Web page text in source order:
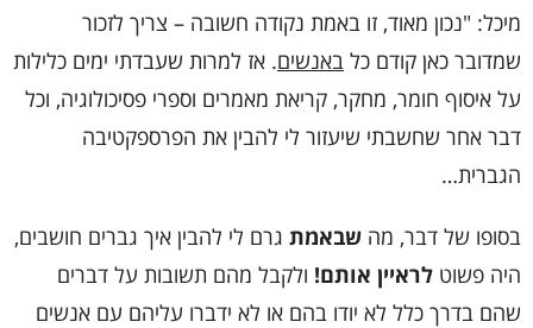
מיכל: "נכון מאוד, זו באמת נקודה חשובה – צריך לזכור
שמדובר כאן קודם כל באנשים. אז למרות שעבדתי ימים כלילות
על איסוף חומר, מחקר, קריאת מאמרים וספרי פסיכולוגיה, וכל
דבר אחר שחשבתי שיעזור לי להבין את הפרספקטיבה
הגברית…
בסופו של דבר, מה שבאמת גרם לי להבין איך גברים חושבים,
היה פשוט לראיין אותם! ולקבל מהם תשובות על דברים
שהם בדרך כלל לא יודו בהם או לא ידברו עליהם עם אנשים